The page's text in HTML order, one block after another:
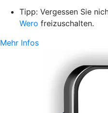
Tipp: Vergessen Sie
Wero freizuschalten.
Mehr Infos